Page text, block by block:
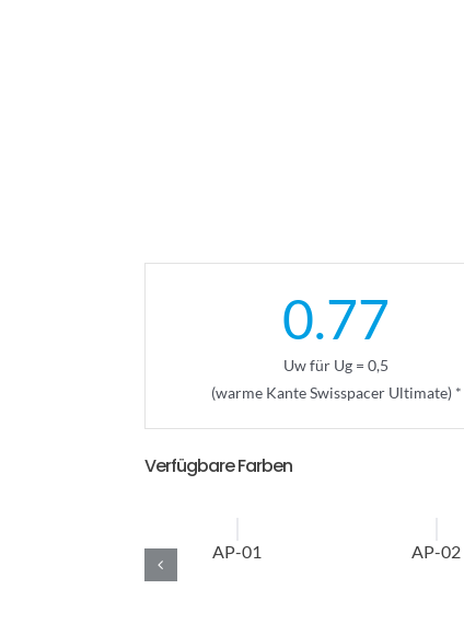
0.77
Uw für Ug = 0,5
(warme Kante Swisspacer Ultimate) *
Verfügbare Farben
AP-01 AP-02